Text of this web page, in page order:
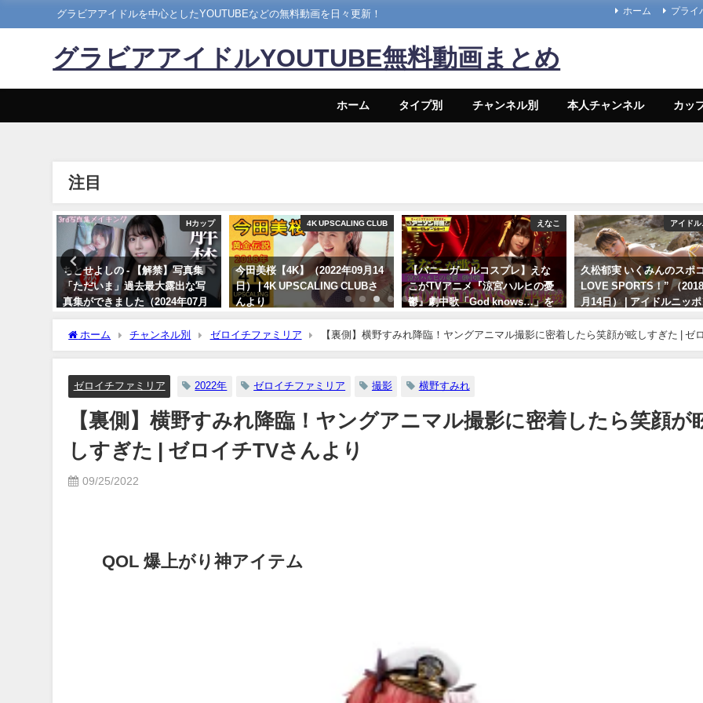
グラビアアイドルを中心としたYOUTUBEなどの無料動画を日々更新！ ホーム プライ
グラビアアイドルYOUTUBE無料動画まとめ
ホーム タイプ別 チャンネル別 本人チャンネル カッ
注目
Hカップ
ちとせよしの - 【解禁】写真集
「ただいま」過去最大露出な写
真集ができました（2024年07月
26日） | よしのんチャンネルさん
4K UPSCALING CLUB
今田美桜【4K】（2022年09月14
日） | 4K UPSCALING CLUBさ
んより
えなこ
【バニーガールコスプレ】えな
こがTVアニメ『涼宮ハルヒの憂
鬱』劇中歌「God knows…」を
神カバー！！
10/17/2024
アイドルニッポ
久松郁実 いくみんのスポコス“I
LOVE SPORTS！” （2018年03
月14日） | アイドルニッポン公
YouTubeチャンネルさんより
07/14/2024
ホーム チャンネル別 ゼロイチファミリア
【裏側】横野すみれ降臨！ヤングアニマル撮影に密着したら笑顔が眩しすぎた | ゼ
TVさんより
ゼロイチファミリア 2022年 ゼロイチファミリア 撮影 横野すみれ
【裏側】横野すみれ降臨！ヤングアニマル撮影に密着したら笑顔が
しすぎた | ゼロイチTVさんより
09/25/2022
QOL 爆上がり神アイテム